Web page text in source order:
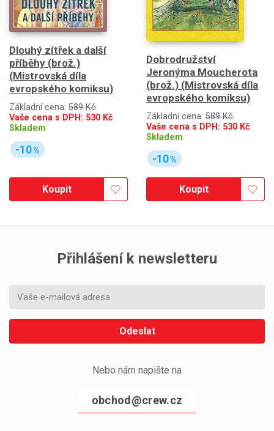
Dlouhý zítřek a další
příběhy (brož.)
(Mistrovská díla
evropského komiksu)
Základní cena: 589 Kč
Vaše cena s DPH: 530 Kč
Skladem
-10%
Koupit
Dobrodružství
Jeronýma Moucherota
(brož.) (Mistrovská díla
evropského komiksu)
Základní cena: 589 Kč
Vaše cena s DPH: 530 Kč
Skladem
-10%
Koupit
Přihlášení k newsletteru
Odeslat
Nebo nám napište na
obchod@crew.cz